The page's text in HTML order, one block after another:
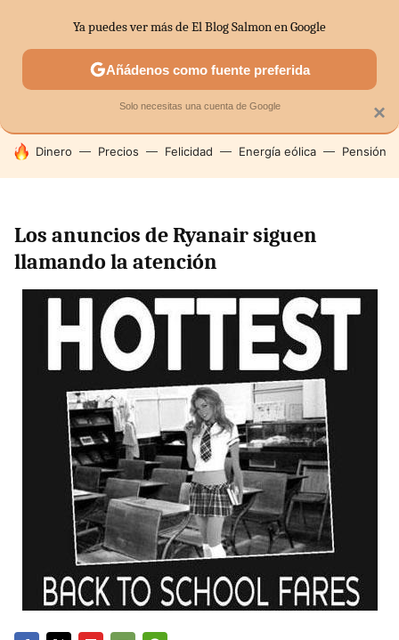
SECTORES ECONOMÍA DOMÉSTICA MERCADOS
HOY SE HABLA DE
Dinero Precios Felicidad Energía eólica Pensión
Los anuncios de Ryanair siguen
llamando la atención
×
Ya puedes ver más de El Blog Salmon en Google
Añádenos como fuente preferida
Solo necesitas una cuenta de Google